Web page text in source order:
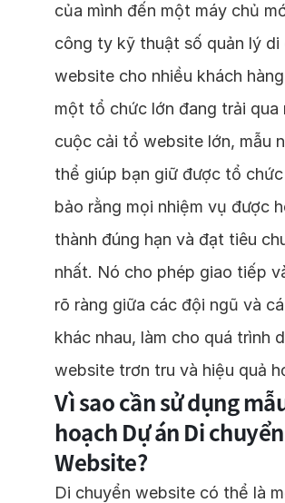
của mình đến một máy chủ
công ty kỹ thuật số quản lý di
website cho nhiều khách
một tổ chức lớn đang trải qua
cuộc cải tổ website lớn, mẫu
thể giúp bạn giữ được tổ
bảo rằng mọi nhiệm vụ được
thành đúng hạn và đạt tiêu
nhất. Nó cho phép giao tiếp
rõ ràng giữa các đội ngũ và
khác nhau, làm cho quá trình
website trơn tru và hiệu quả
Vì sao cần sử dụng
hoạch Dự án Di chuyển
Website?
Di chuyển website có thể là